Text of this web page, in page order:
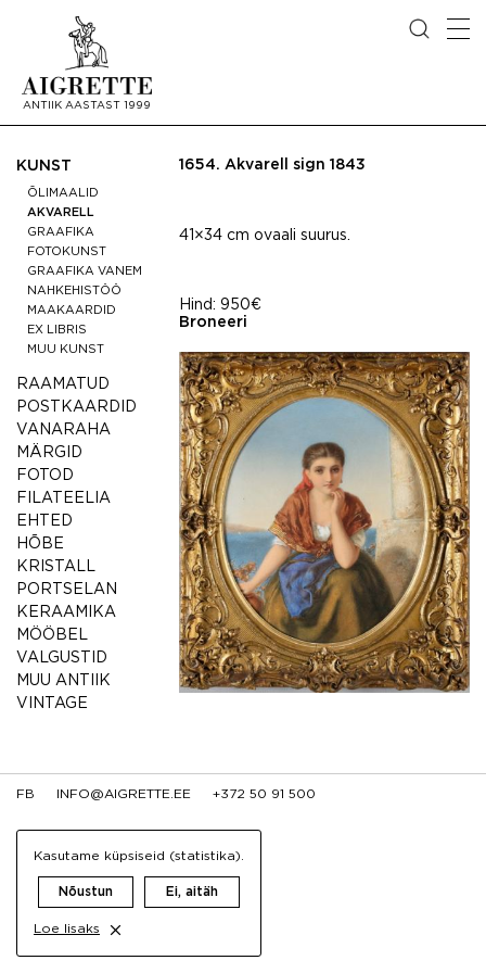
ANTIIK AASTAST 1999
KUNST
ÕLIMAALID
AKVARELL
GRAAFIKA
FOTOKUNST
GRAAFIKA VANEM
NAHKEHISTÖÖ
MAAKAARDID
EX LIBRIS
MUU KUNST
RAAMATUD
POSTKAARDID
VANARAHA
MÄRGID
FOTOD
FILATEELIA
EHTED
HÕBE
KRISTALL
PORTSELAN
KERAAMIKA
MÖÖBEL
VALGUSTID
MUU ANTIIK
VINTAGE
1654. Akvarell sign 1843
41×34 cm ovaali suurus.
Hind: 950€
Broneeri
FB INFO@AIGRETTE.EE +372 50 91 500
Kasutame küpsiseid (statistika).
Nõustun Ei, aitäh
Loe lisaks